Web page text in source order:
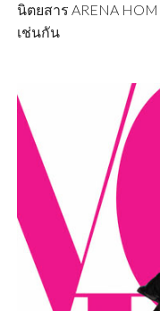
นิตยสาร ARENA
เช่นกัน